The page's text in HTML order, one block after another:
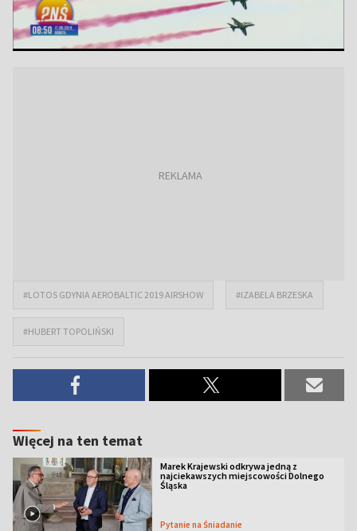
#LOTOS GDYNIA AEROBALTIC 2019 AIRSHOW #IZABELA BRZESKA
#HUBERT TOPOLIŃSKI
Więcej na ten temat
Marek Krajewski odkrywa jedną z
najciekawszych miejscowości Dolnego
Śląska
Pytanie na Śniadanie